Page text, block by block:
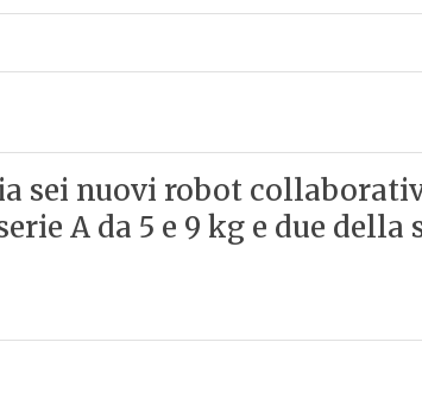
sei nuovi robot
A da 5 e 9 kg e due della